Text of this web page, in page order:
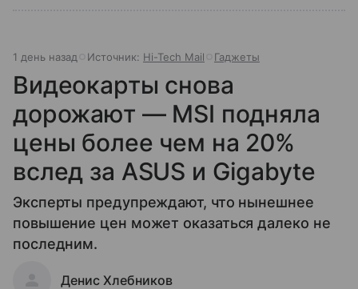
1 день назад Источник: Hi-Tech Mail Гаджеты
Видеокарты снова
дорожают — MSI подняла
цены более чем на 20%
вслед за ASUS и Gigabyte
Эксперты предупреждают, что нынешнее
повышение цен может оказаться далеко не
последним.
Денис Хлебников